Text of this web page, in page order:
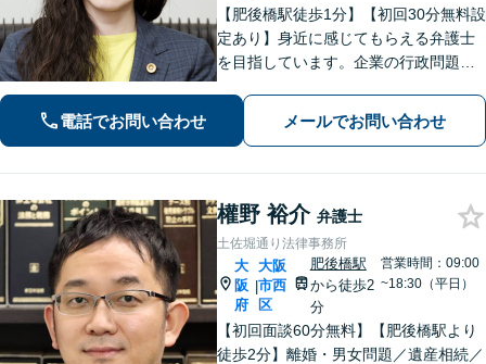
【肥後橋駅徒歩1分】【初回30分無料設
定あり】身近に感じてもらえる弁護士
を目指しています。企業の行政問題／
律問題に対応可能【夜間／休日応相
談】専門家の知識と経験で皆様の力に
電話でお問い合わせ メールでお問い合わせ
權野 裕介 弁護士
土佐堀通り法律事務所
大
阪
府
|
大阪
市西
区
肥後橋駅
から徒歩2
分
営業時間：09:00
~18:30（平日）
【初回面談60分無料】【肥後橋駅より
徒歩2分】離婚・男女問題／遺産相続／